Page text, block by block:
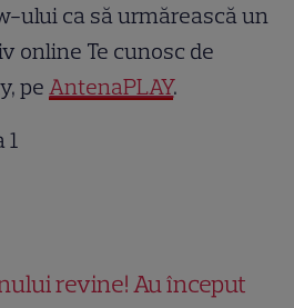
ului ca să urmărească un
online Te cunosc de
pe AntenaPLAY.
revine! Au început